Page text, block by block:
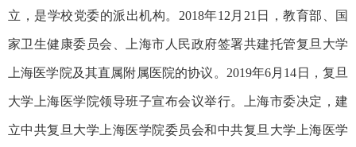
立，是学校党委的派出机构。2018年12月21日，教育部、国
家卫生健康委员会、上海市人民政府签署共建托管复旦大学
上海医学院及其直属附属医院的协议 。2019年6月14日，复旦
大学上海医学院领导班子宣布会议举行。上海市委决定，建
立中共复旦大学上海医学院委员会和中共复旦大学上海医学